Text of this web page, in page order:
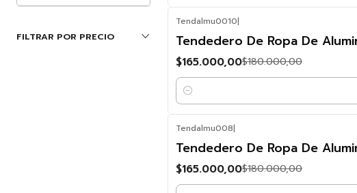
FILTRAR POR PRECIO -8%
OFF
Tendalmu0010|
Tendedero De Ropa De
$165.000,00$180.000,00
Cantidad
-8%
OFF
Tendalmu008|
Tendedero De Ropa De
$165.000,00$180.000,00